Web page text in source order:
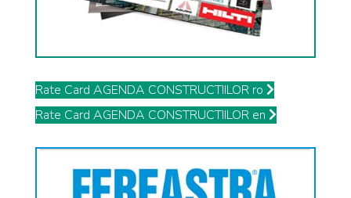
Rate Card AGENDA CONSTRUCTIILOR ro
Rate Card AGENDA CONSTRUCTIILOR en